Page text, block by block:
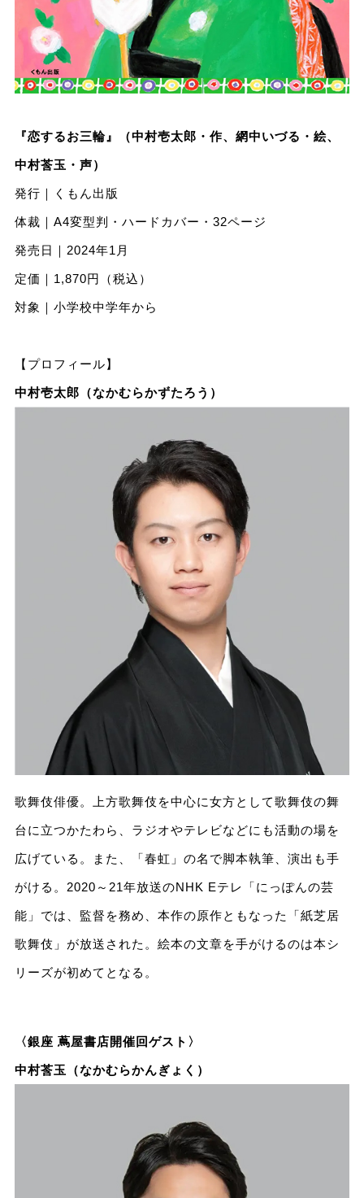
『恋するお三輪』（中村壱太郎・作、網中いづる・絵、
中村莟玉・声）
発行｜くもん出版
体裁｜A4変型判・ハードカバー・32ページ
発売日｜2024年1月
定価｜1,870円（税込）
対象｜小学校中学年から
【プロフィール】
中村壱太郎（なかむらかずたろう）
歌舞伎俳優。上方歌舞伎を中心に女方として歌舞伎の舞
台に立つかたわら、ラジオやテレビなどにも活動の場を
広げている。また、「春虹」の名で脚本執筆、演出も手
がける。2020～21年放送のNHK Eテレ「にっぽんの芸
能」では、監督を務め、本作の原作ともなった「紙芝居
歌舞伎」が放送された。絵本の文章を手がけるのは本シ
リーズが初めてとなる。
〈銀座 蔦屋書店開催回ゲスト〉
中村莟玉（なかむらかんぎょく）